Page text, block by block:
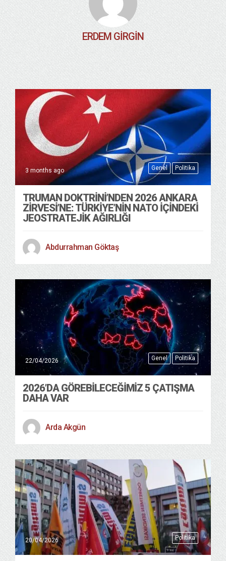
ERDEM GIRGIN
Genel Politika
3 months ago
TRUMAN DOKTRINI’NDEN 2026 ANKARA
ZIRVESI’NE: TÜRKIYE’NIN NATO İÇINDEKI
JEOSTRATEJIK AĞIRLIĞI
Abdurrahman Göktaş
Genel Politika
22/04/2026
2026’DA GÖREBILECEĞIMIZ 5 ÇATIŞMA
DAHA VAR
Arda Akgün
Politika
20/04/2026